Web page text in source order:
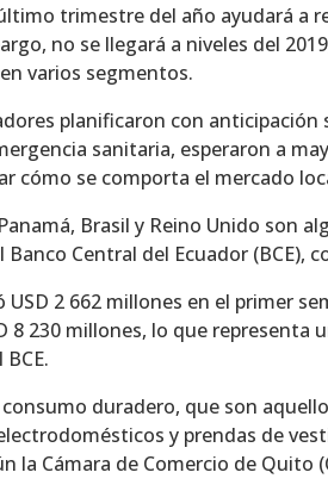
trimestre del año ayudará a
no se llegará a niveles del
varios segmentos.
planificaron con anticipación
sanitaria, esperaron a
cómo se comporta el mercado
Brasil y Reino Unido son
Central del Ecuador (BCE),
2 662 millones en el primer
8 230 millones, lo que representa
duradero, que son
y prendas de
la Cámara de Comercio de Quito